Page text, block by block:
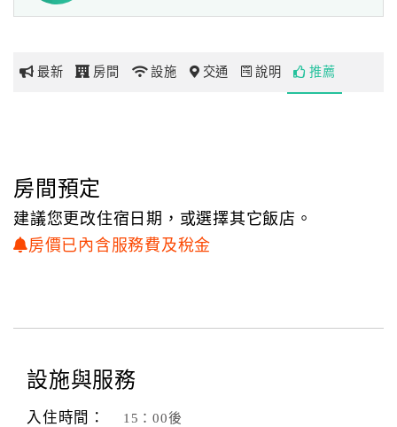
玩
地
圖
顧
顧
客
滿
外觀上為一牌樓，
造型取意圓滿圓融，
暗指家庭和諧；三角造型則有「登峰造極」之意，取意事業
順利，登峰造極。
牌樓下方則以一排芭蕉葉取其涼爽。本棟建築表面則以洗石
子的工法完成，
採紅、綠、灰、白四色，線條整齊有秩，其內部更是到處充
最新 房間 設施 交通 說明 推薦
房間預定
建議您更改住宿日期，或選擇其它飯店。
房價已內含服務費及稅金
設施與服務
入住時間： 15：00後